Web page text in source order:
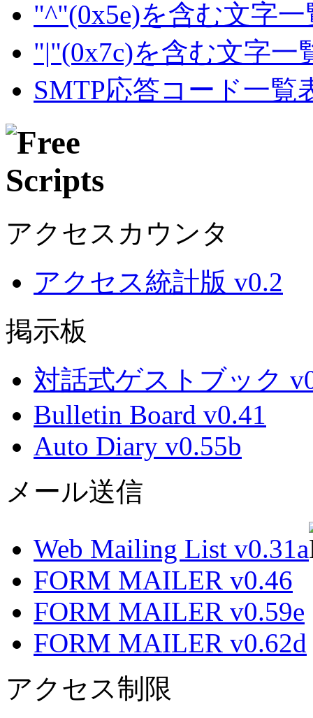
"^"(0x5e)を含む文字一
"|"(0x7c)を含む文字一
SMTP応答コード一覧
アクセスカウンタ
アクセス統計版 v0.2
掲示板
対話式ゲストブック
Bulletin Board v0.41
Auto Diary v0.55b
メール送信
Web Mailing List v0.31a
FORM MAILER v0.46
FORM MAILER v0.59e
FORM MAILER v0.62d
アクセス制限